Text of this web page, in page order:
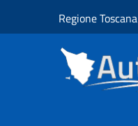
Regione Toscana